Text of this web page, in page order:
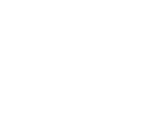
249,06 €
ist: 231,27 €.
für SBS7-500